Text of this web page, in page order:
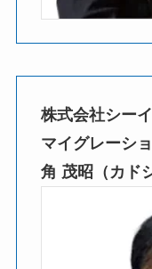
株式会社シー
マイグレーシ
角 茂昭（カド